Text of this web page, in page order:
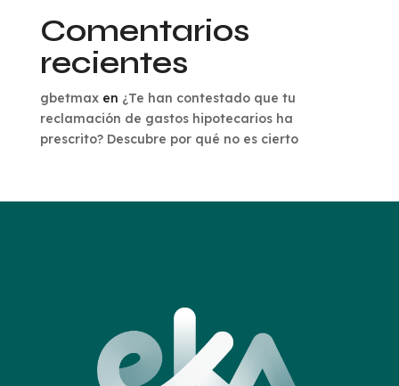
Comentarios
recientes
gbetmaxen ¿Te han contestado que tu
reclamación de gastos hipotecarios ha
prescrito? Descubre por qué no es cierto